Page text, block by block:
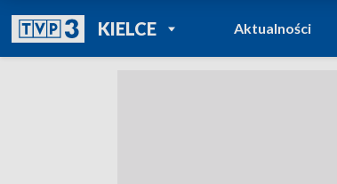
KIELCEPOWRÓT DO
TVP REGIONY
Aktualności